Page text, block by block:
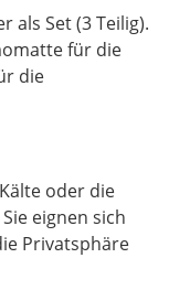
als Set (3 Teilig).
für die
die
oder die
eignen sich
Privatsphäre